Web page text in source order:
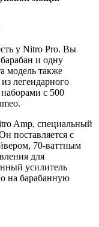
у Nitro Pro. Вы
и одну
модель также
легендарного
с 500
Amp, специальный
поставляется с
70-ваттным
для
усилитель
на барабанную